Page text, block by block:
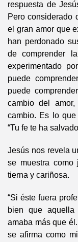
respuesta de
Pero considerado
el gran amor que
han perdonado
de comprender
experimentado
puede
puede
cambio del
cambio. Es lo
“Tu fe te ha
Jesús nos revela
se muestra como
tierna y cariñosa.
“Si éste fuera
bien que
amaba más que
se afirma como